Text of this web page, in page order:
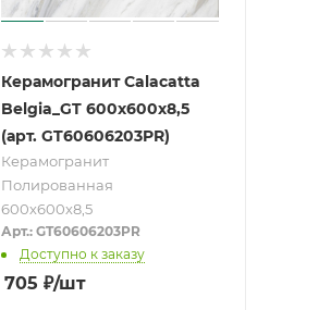
Керамогранит Calacatta
Belgia_GT 600х600х8,5
(арт. GT60606203PR)
Керамогранит
Полированная
600х600х8,5
Доступно к заказу
Арт.: GT60606203PR
705 ₽/шт